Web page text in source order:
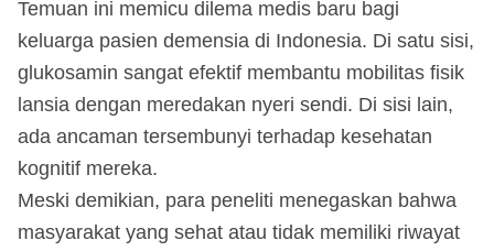
Temuan ini memicu dilema medis baru bagi
keluarga pasien demensia di Indonesia. Di satu sisi,
glukosamin sangat efektif membantu mobilitas fisik
lansia dengan meredakan nyeri sendi. Di sisi lain,
ada ancaman tersembunyi terhadap kesehatan
kognitif mereka.
Meski demikian, para peneliti menegaskan bahwa
masyarakat yang sehat atau tidak memiliki riwayat